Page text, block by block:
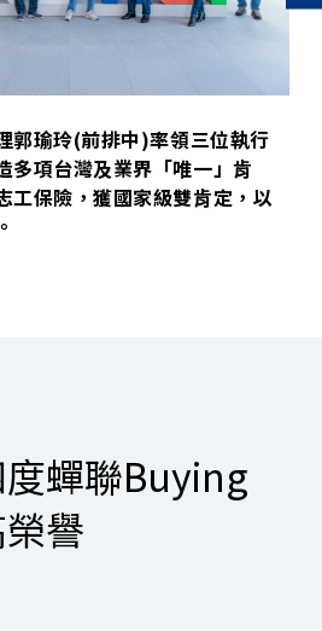
郭瑜玲(前排中)率領三位執行
多項台灣及業界「唯一」肯
工保險，獲國家級雙肯定，以
蟬聯Buying
譽